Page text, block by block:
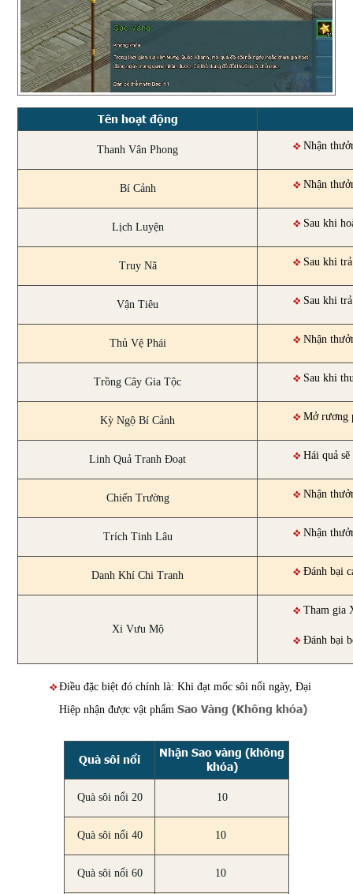
Tên hoạt động
Thanh Vân Phong Nhận
Bí Cảnh Nhận
Lịch Luyện Sau khi
Truy Nã Sau khi
Vận Tiêu Sau khi
Thủ Vệ Phái Nhận
Trồng Cây Gia Tộc Sau khi
Kỳ Ngộ Bí Cảnh Mở rương
Linh Quả Tranh Đoạt Hái quả
Chiến Trường Nhận
Trích Tinh Lâu Nhận
Danh Khí Chi Tranh Đánh bại
Xi Vưu Mộ
Tham gia
Đánh bại
Điều đặc biệt đó chính là: Khi đạt mốc sôi nổi ngày, Đại
Hiệp nhận được vật phẩmSao Vàng (Không khóa)
Quà sôi nổi
Nhận Sao vàng (không
khóa)
Quà sôi nổi 20 10
Quà sôi nổi 40 10
Quà sôi nổi 60 10